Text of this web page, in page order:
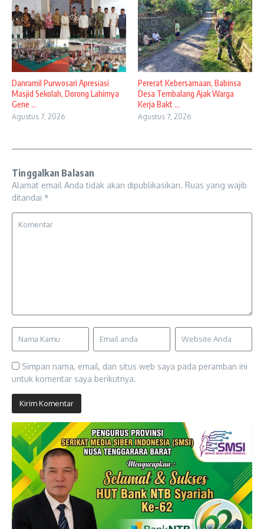
Danramil Purwosari Apresiasi
Masjid Sekolah, Dorong Lahirnya
Gene ...
Agustus 7, 2026
Pererat Kebersamaan, Babinsa
Desa Tembalang Ajak Warga
Kerja Bakt ...
Agustus 7, 2026
Tinggalkan Balasan
Alamat email Anda tidak akan dipublikasikan. Ruas yang wajib
ditandai *
Simpan nama, email, dan situs web saya pada peramban ini
untuk komentar saya berikutnya.